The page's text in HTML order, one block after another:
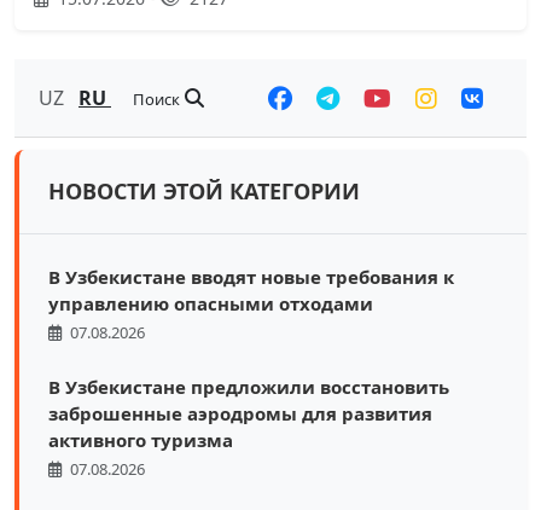
UZ RU Поиск
НОВОСТИ ЭТОЙ КАТЕГОРИИ
В Узбекистане вводят новые требования к
управлению опасными отходами
07.08.2026
В Узбекистане предложили восстановить
заброшенные аэродромы для развития
активного туризма
07.08.2026